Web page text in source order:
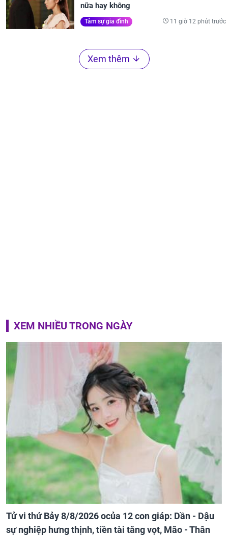
nữa hay không
Tâm sự gia đình 11 giờ 12 phút trước
Xem thêm
XEM NHIỀU TRONG NGÀY
Tử vi thứ Bảy 8/8/2026 ocủa 12 con giáp: Dần - Dậu
sự nghiệp hưng thịnh, tiền tài tăng vọt, Mão - Thân